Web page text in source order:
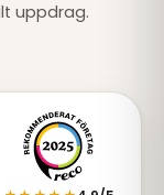
uppdrag.